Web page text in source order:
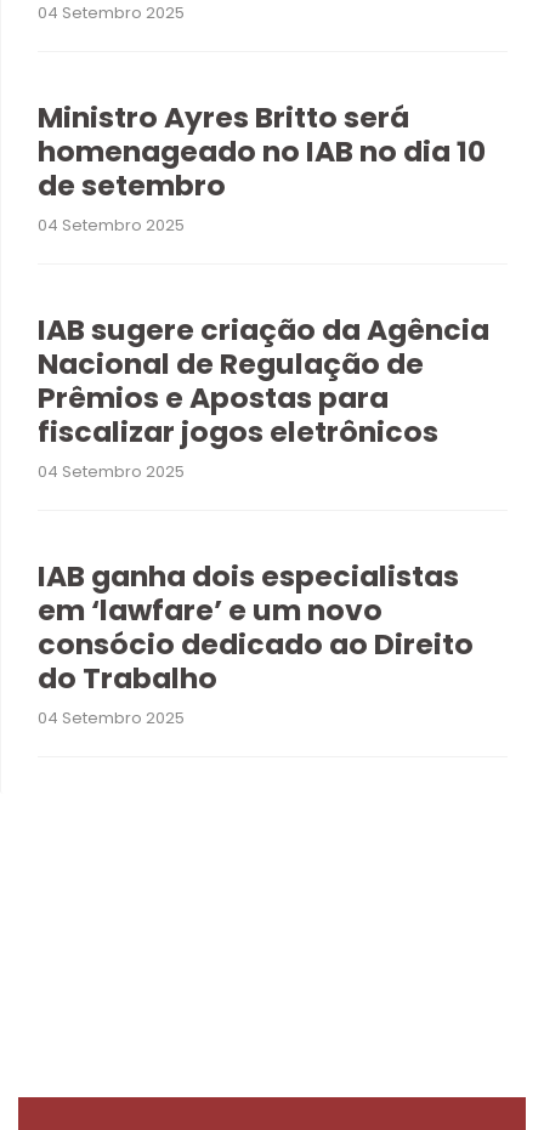
04 Setembro 2025
Ministro Ayres Britto será
homenageado no IAB no dia 10
de setembro
04 Setembro 2025
IAB sugere criação da Agência
Nacional de Regulação de
Prêmios e Apostas para
fiscalizar jogos eletrônicos
04 Setembro 2025
IAB ganha dois especialistas
em ‘lawfare’ e um novo
consócio dedicado ao Direito
do Trabalho
04 Setembro 2025